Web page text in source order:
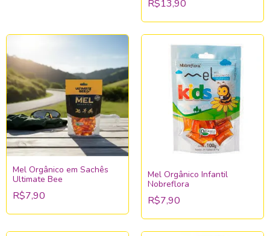
R$13,90
Mel Orgânico em Sachês
Ultimate Bee
R$7,90
Mel Orgânico Infantil
Nobreflora
R$7,90